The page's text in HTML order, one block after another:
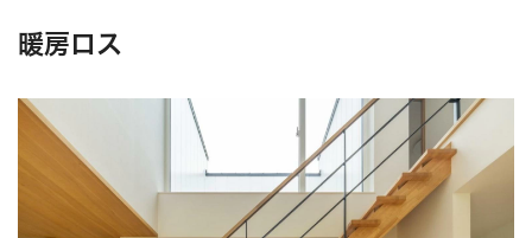
暖房ロス